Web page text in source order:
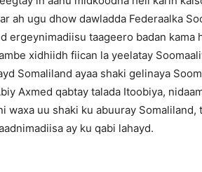
ah ugu dhow dawladda Federaalka
ergeynimadiisu taageero badan kama
xidhiidh fiican la yeelatay
Somaliland ayaa shaki gelinaya
Axmed qabtay talada Itoobiya,
waxa uu shaki ku abuuray Somaliland,
ay ku qabi lahayd.